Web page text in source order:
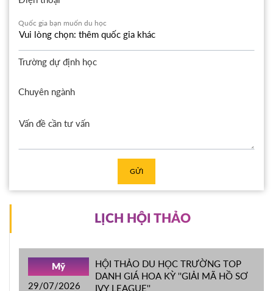
Quốc gia bạn muốn du học
Trường dự định học
Chuyên ngành
GỬI
LỊCH HỘI THẢO
Mỹ
29/07/2026
HỘI THẢO DU HỌC TRƯỜNG TOP
DANH GIÁ HOA KỲ ''GIẢI MÃ HỒ SƠ
IVY LEAGUE''